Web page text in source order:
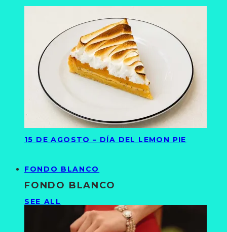
15 DE AGOSTO – DÍA DEL LEMON PIE
FONDO BLANCO
FONDO BLANCO
SEE ALL